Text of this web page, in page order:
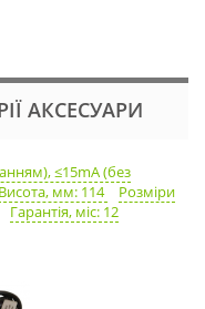
АКСЕСУАРИ
≤15mA (без
Висота, мм: 114
Розміри
Гарантія, міс: 12